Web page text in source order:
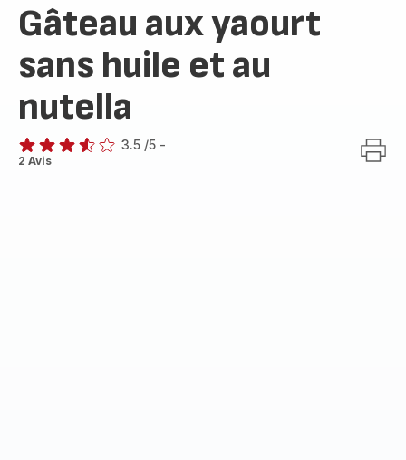
Gâteau aux yaourt
sans huile et au
nutella
ratings.3.5
3.5 /5 -
2 Avis